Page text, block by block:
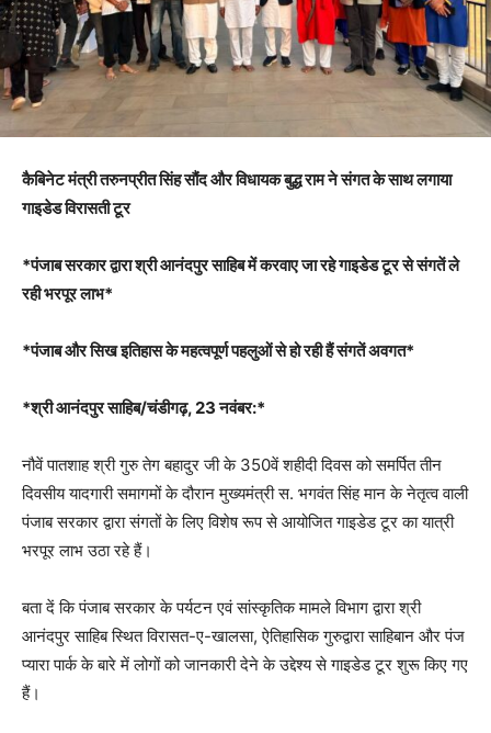
कैबिनेट मंत्री तरुनप्रीत सिंह सौंद और विधायक बुद्ध राम ने संगत के साथ लगाया
गाइडेड विरासती टूर
*पंजाब सरकार द्वारा श्री आनंदपुर साहिब में करवाए जा रहे गाइडेड टूर से संगतें ले
रही भरपूर लाभ*
*पंजाब और सिख इतिहास के महत्वपूर्ण पहलुओं से हो रही हैं संगतें अवगत*
*श्री आनंदपुर साहिब/चंडीगढ़, 23 नवंबर:*
नौवें पातशाह श्री गुरु तेग बहादुर जी के 350वें शहीदी दिवस को समर्पित तीन
दिवसीय यादगारी समागमों के दौरान मुख्यमंत्री स. भगवंत सिंह मान के नेतृत्व वाली
पंजाब सरकार द्वारा संगतों के लिए विशेष रूप से आयोजित गाइडेड टूर का यात्री
भरपूर लाभ उठा रहे हैं।
बता दें कि पंजाब सरकार के पर्यटन एवं सांस्कृतिक मामले विभाग द्वारा श्री
आनंदपुर साहिब स्थित विरासत-ए-खालसा, ऐतिहासिक गुरुद्वारा साहिबान और पंज
प्यारा पार्क के बारे में लोगों को जानकारी देने के उद्देश्य से गाइडेड टूर शुरू किए गए
हैं।